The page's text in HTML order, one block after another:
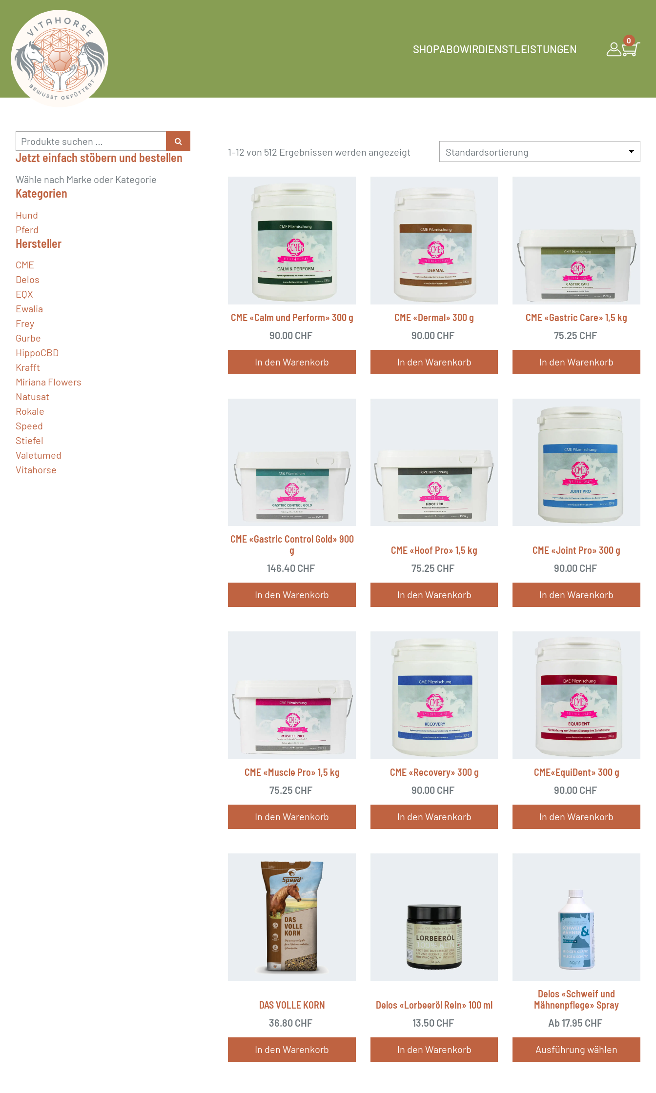
content
SHOPABOWIRDIENSTLEISTUNGEN
0
1–12 von 512 Ergebnissen werden angezeigt
CME «Calm und Perform» 300 g
90.00 CHF
In den Warenkorb
CME «Dermal» 300 g
90.00 CHF
In den Warenkorb
CME «Gastric Care» 1,5 kg
75.25 CHF
In den Warenkorb
CME «Gastric Control Gold» 900
g
146.40 CHF
In den Warenkorb
CME «Hoof Pro» 1,5 kg
75.25 CHF
In den Warenkorb
CME «Joint Pro» 300 g
90.00 CHF
In den Warenkorb
CME «Muscle Pro» 1,5 kg
75.25 CHF
In den Warenkorb
CME «Recovery» 300 g
90.00 CHF
In den Warenkorb
CME«EquiDent» 300 g
90.00 CHF
In den Warenkorb
DAS VOLLE KORN
36.80 CHF
In den Warenkorb
Delos «Lorbeeröl Rein» 100 ml
13.50 CHF
In den Warenkorb
Delos «Schweif und
Mähnenpflege» Spray
Ab 17.95 CHF
Ausführung wählen
Suchen
nach:
Jetzt einfach stöbern und bestellen
Wähle nach Marke oder Kategorie
Kategorien
Hund
Pferd
Hersteller
CME
Delos
EQX
Ewalia
Frey
Gurbe
HippoCBD
Krafft
Miriana Flowers
Natusat
Rokale
Speed
Stiefel
Valetumed
Vitahorse